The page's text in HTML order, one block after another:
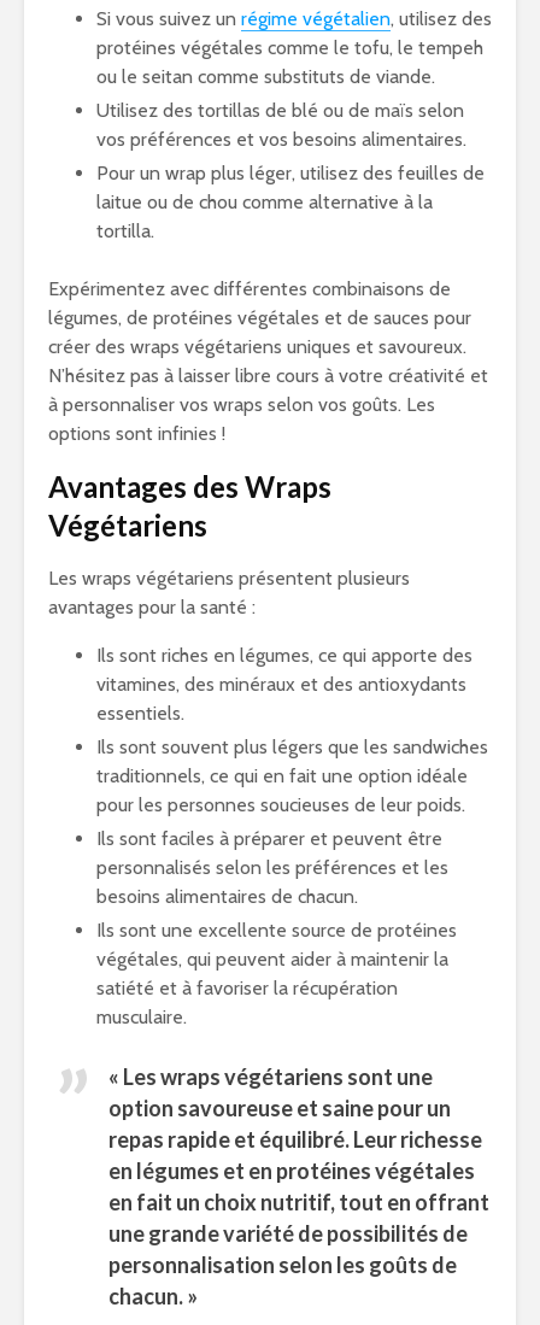
Si vous suivez un régime végétalien, utilisez des
protéines végétales comme le tofu, le tempeh
ou le seitan comme substituts de viande.
Utilisez des tortillas de blé ou de maïs selon
vos préférences et vos besoins alimentaires.
Pour un wrap plus léger, utilisez des feuilles de
laitue ou de chou comme alternative à la
tortilla.
Expérimentez avec différentes combinaisons de
légumes, de protéines végétales et de sauces pour
créer des wraps végétariens uniques et savoureux.
N’hésitez pas à laisser libre cours à votre créativité et
à personnaliser vos wraps selon vos goûts. Les
options sont infinies !
Avantages des Wraps
Végétariens
Les wraps végétariens présentent plusieurs
avantages pour la santé :
Ils sont riches en légumes, ce qui apporte des
vitamines, des minéraux et des antioxydants
essentiels.
Ils sont souvent plus légers que les sandwiches
traditionnels, ce qui en fait une option idéale
pour les personnes soucieuses de leur poids.
Ils sont faciles à préparer et peuvent être
personnalisés selon les préférences et les
besoins alimentaires de chacun.
Ils sont une excellente source de protéines
végétales, qui peuvent aider à maintenir la
satiété et à favoriser la récupération
musculaire.
« Les wraps végétariens sont une
option savoureuse et saine pour un
repas rapide et équilibré. Leur richesse
en légumes et en protéines végétales
en fait un choix nutritif, tout en offrant
une grande variété de possibilités de
personnalisation selon les goûts de
chacun. »